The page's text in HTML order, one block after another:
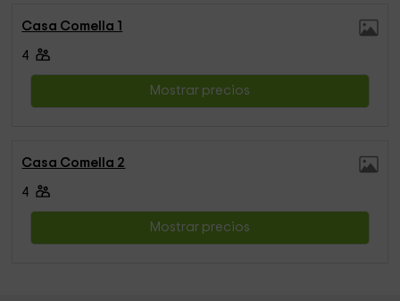
Casa Comella 1
4
Mostrar precios
Casa Comella 2
4
Mostrar precios